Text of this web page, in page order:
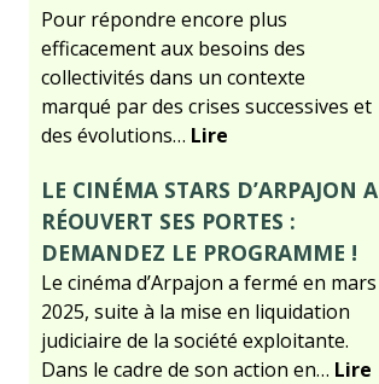
Pour répondre encore plus
efficacement aux besoins des
collectivités dans un contexte
marqué par des crises successives et
des évolutions… Lire
LE CINÉMA STARS D’ARPAJON A
RÉOUVERT SES PORTES :
DEMANDEZ LE PROGRAMME !
Le cinéma d’Arpajon a fermé en mars
2025, suite à la mise en liquidation
judiciaire de la société exploitante.
Dans le cadre de son action en… Lire